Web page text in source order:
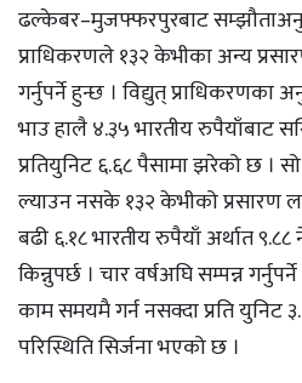
ढल्केबर–मुजफ्फरपुरबाट
प्राधिकरणले १३२ केभीका अन्य
गर्नुपर्ने हुन्छ । विद्युत्
भाउ हालै ४.३५ भारतीय रुपैयाँबाट
प्रतियुनिट ६.६८ पैसामा झरेको छ ।
ल्याउन नसके १३२ केभीको प्रसारण
बढी ६.१८ भारतीय रुपैयाँ अर्थात
किन्नुपर्छ । चार वर्षअघि सम्पन्न
काम समयमै गर्न नसक्दा प्रति युनिट
परिस्थिति सिर्जना भएको छ ।